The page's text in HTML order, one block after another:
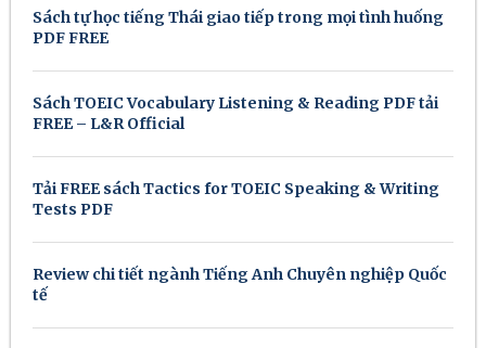
Sách tự học tiếng Thái giao tiếp trong mọi tình huống
PDF FREE
Sách TOEIC Vocabulary Listening & Reading PDF tải
FREE – L&R Official
Tải FREE sách Tactics for TOEIC Speaking & Writing
Tests PDF
Review chi tiết ngành Tiếng Anh Chuyên nghiệp Quốc
tế